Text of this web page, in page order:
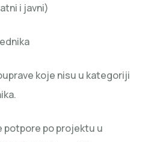
i javni)
koje nisu u kategoriji
potpore po projektu u